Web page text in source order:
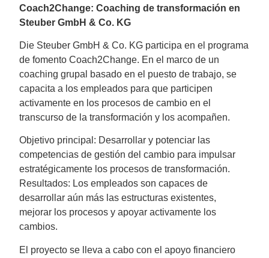
Coach2Change: Coaching de transformación en
Steuber GmbH & Co. KG
Die Steuber GmbH & Co. KG participa en el programa
de fomento Coach2Change. En el marco de un
coaching grupal basado en el puesto de trabajo, se
capacita a los empleados para que participen
activamente en los procesos de cambio en el
transcurso de la transformación y los acompañen.
Objetivo principal: Desarrollar y potenciar las
competencias de gestión del cambio para impulsar
estratégicamente los procesos de transformación.
Resultados: Los empleados son capaces de
desarrollar aún más las estructuras existentes,
mejorar los procesos y apoyar activamente los
cambios.
El proyecto se lleva a cabo con el apoyo financiero